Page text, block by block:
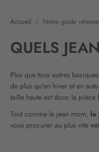
Accueil Notre guide
QUELS
Plus que tous autres
de plus qu’en hiver et en
taille haute est donc la pièce
Tout comme le jean mom, le
vous procurer au plus vite